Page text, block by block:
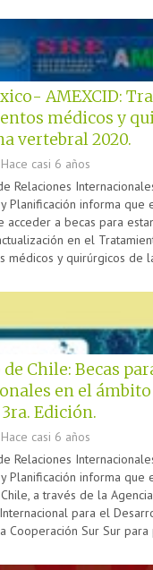
AMEXCID:
médicos y
vertebral 2020.
Hace casi 6 años
Relaciones
Planificación informa que
acceder a becas para
en el
médicos y quirúrgicos de
Chile: Becas
en el ámbito
Edición.
Hace casi 6 años
Relaciones
Planificación informa
a través de la
para el
Cooperación Sur Sur para